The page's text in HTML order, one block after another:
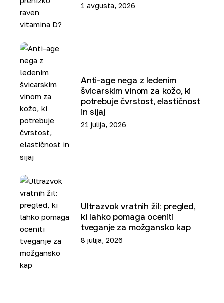
1 avgusta, 2026
Anti-age nega z ledenim
švicarskim vinom za kožo, ki
potrebuje čvrstost, elastičnost
in sijaj
21 julija, 2026
Ultrazvok vratnih žil: pregled,
ki lahko pomaga oceniti
tveganje za možgansko kap
8 julija, 2026